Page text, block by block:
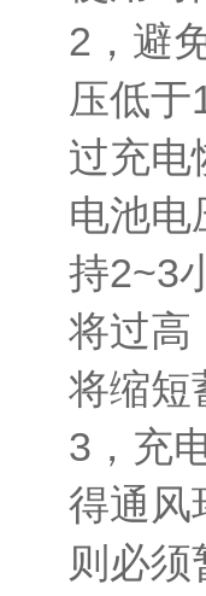
2，避
压低于
过充电
电池电
持2~3
将过高
将缩短
3，充
得通
则必